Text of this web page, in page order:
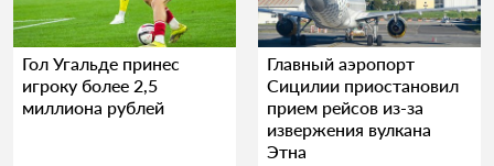
Гол Угальде принес
игроку более 2,5
миллиона рублей
Главный аэропорт
Сицилии приостановил
прием рейсов из-за
извержения вулкана
Этна